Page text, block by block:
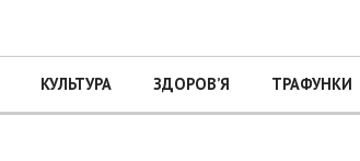
КУЛЬТУРА ЗДОРОВ’Я ТРАФУНКИ